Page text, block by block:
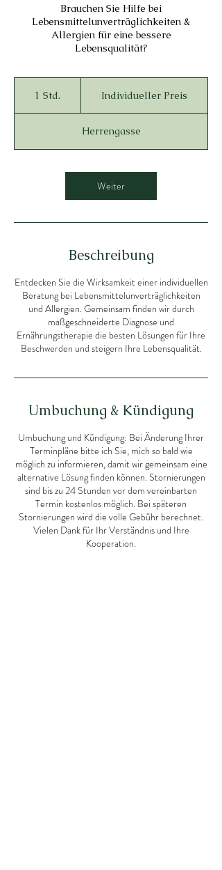
Brauchen Sie Hilfe bei
Lebensmittelunverträglichkeiten &
Allergien für eine bessere
Lebensqualität?
1 Std. Individueller Preis
Herrengasse
Weiter
Beschreibung
Entdecken Sie die Wirksamkeit einer individuellen
Beratung bei Lebensmittelunverträglichkeiten
und Allergien. Gemeinsam finden wir durch
maßgeschneiderte Diagnose und
Ernährungstherapie die besten Lösungen für Ihre
Beschwerden und steigern Ihre Lebensqualität.
Umbuchung & Kündigung
Umbuchung und Kündigung: Bei Änderung Ihrer
Terminpläne bitte ich Sie, mich so bald wie
möglich zu informieren, damit wir gemeinsam eine
alternative Lösung finden können. Stornierungen
sind bis zu 24 Stunden vor dem vereinbarten
Termin kostenlos möglich. Bei späteren
Stornierungen wird die volle Gebühr berechnet.
Vielen Dank für Ihr Verständnis und Ihre
Kooperation.